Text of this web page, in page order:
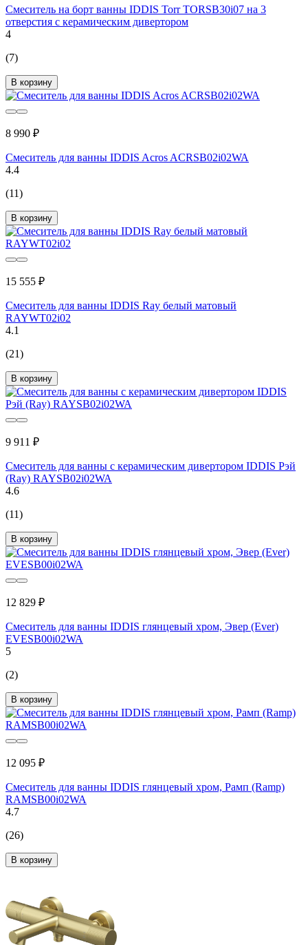
Смеситель на борт ванны IDDIS Torr TORSB30i07 на 3
отверстия с керамическим дивертором
4
(7)
В корзину
8 990 ₽
Смеситель для ванны IDDIS Acros ACRSB02i02WA
4.4
(11)
В корзину
15 555 ₽
Смеситель для ванны IDDIS Ray белый матовый
RAYWT02i02
4.1
(21)
В корзину
9 911 ₽
Смеситель для ванны с керамическим дивертором IDDIS Рэй
(Ray) RAYSB02i02WA
4.6
(11)
В корзину
12 829 ₽
Смеситель для ванны IDDIS глянцевый хром, Эвер (Ever)
EVESB00i02WA
5
(2)
В корзину
12 095 ₽
Смеситель для ванны IDDIS глянцевый хром, Рамп (Ramp)
RAMSB00i02WA
4.7
(26)
В корзину